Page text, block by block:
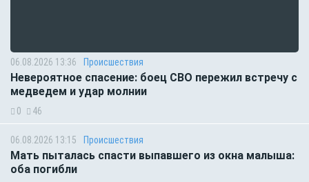
06.08.2026 13:36 Происшествия
Невероятное спасение: боец СВО пережил встречу с
медведем и удар молнии
0 46
06.08.2026 13:15 Происшествия
Мать пыталась спасти выпавшего из окна малыша:
оба погибли